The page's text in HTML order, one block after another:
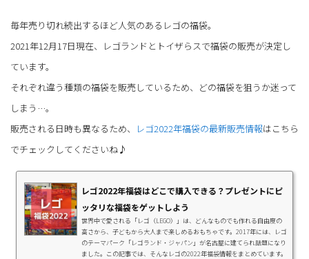
毎年売り切れ続出するほど人気のあるレゴの福袋。
2021年12月17日現在、レゴランドとトイザらスで福袋の販売が決定し
ています。
それぞれ違う種類の福袋を販売しているため、どの福袋を狙うか迷って
しまう…。
販売される日時も異なるため、
レゴ2022年福袋の最新販売情報はこちら
でチェックしてくださいね♪
レゴ2022年福袋はどこで購入できる？プレゼントにピ
ッタリな福袋をゲットしよう
世界中で愛される「レゴ（LEGO）」は、どんなものでも作れる自由度の
高さから、子どもから大人まで楽しめるおもちゃです。2017年には、レゴ
のテーマパーク「レゴランド・ジャパン」が名古屋に建てられ話題になり
ました。この記事では、そんなレゴの2022年福袋情報をまとめています。